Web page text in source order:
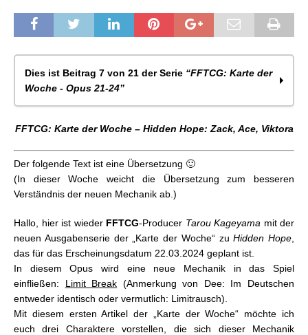
Dies ist Beitrag 7 von 21 der Serie “FFTCG: Karte der
Woche - Opus 21-24”
FFTCG: Karte der Woche – Beyond Destiny:
Prinzessin Sarah, Jack Garland, Darkness Manifest
FFTCG: Karte der Woche – Beyond Destiny: Neo
Exdeath
FFTCG: Karte der Woche – Beyond Destiny: Krieger
des Lichts
FFTCG: Karte der Woche – Beyond Destiny: Xande
FFTCG: Karte der Woche – Beyond Destiny:
Artemisia
FFTCG: Karte der Woche – Hidden Hope: Zack, Ace,
Viktora
FFTCG: Karte der Woche – Hidden Hope: Edea
FFTCG: Karte der Woche – Hidden Hope: Alba und
FFTCG: Karte der Woche – Hidden Hope: Zack, Ace, Viktora
Der folgende Text ist eine Übersetzung 🙂
(In dieser Woche weicht die Übersetzung zum besseren
Verständnis der neuen Mechanik ab.)
Hallo, hier ist wieder FFTCG-Producer Tarou Kageyama mit der
neuen Ausgabenserie der „Karte der Woche“ zuHidden Hope
das für das Erscheinungsdatum 22.03.2024 geplant ist.
In diesem Opus wird eine neue Mechanik in das Spiel
einfließen: Limit Break (Anmerkung von Dee: Im Deutschen
entweder identisch oder vermutlich: Limitrausch).
Mit diesem ersten Artikel der „Karte der Woche“ möchte ich
euch drei Charaktere vorstellen, die sich dieser Mechanik